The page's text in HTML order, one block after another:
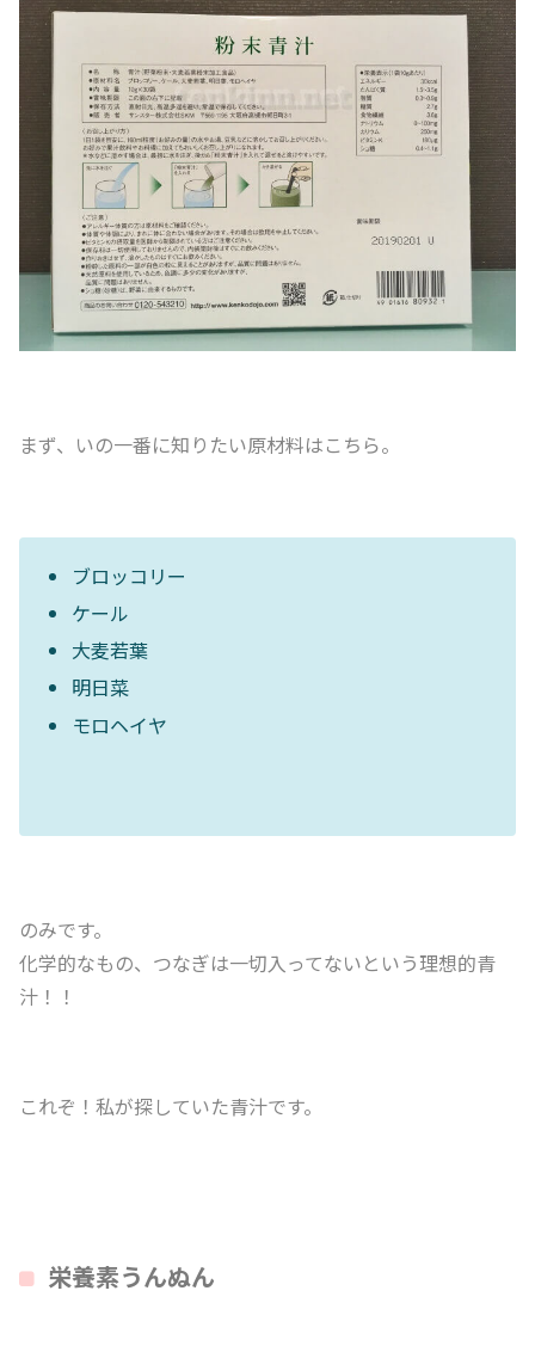
まず、いの一番に知りたい原材料はこちら。
ブロッコリー
ケール
大麦若葉
明日菜
モロヘイヤ
のみです。
化学的なもの、つなぎは一切入ってないという理想的青
汁！！
これぞ！私が探していた青汁です。
栄養素うんぬん